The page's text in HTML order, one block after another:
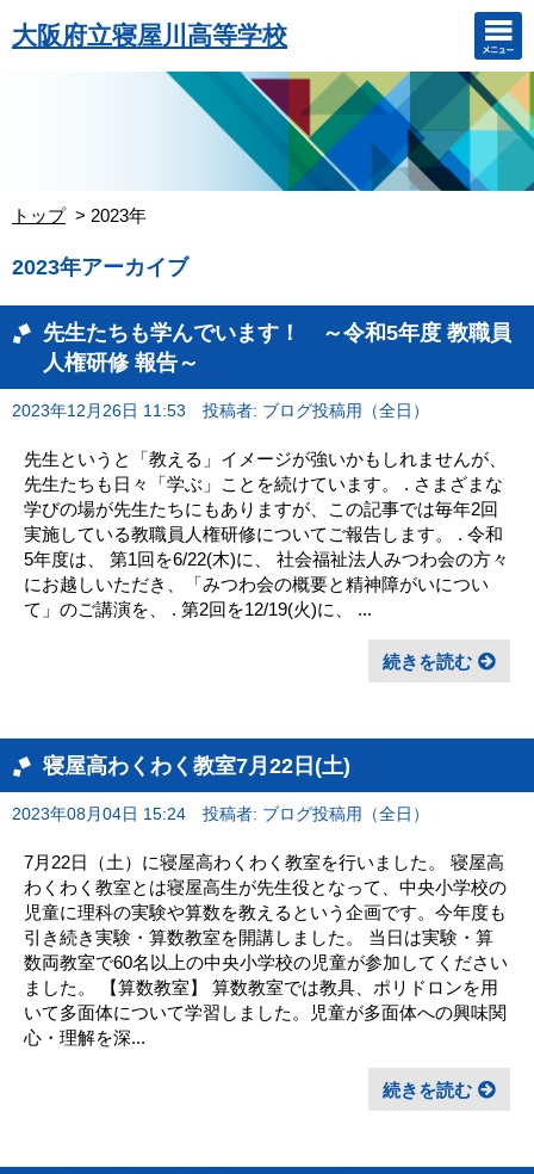
大阪府立寝屋川高等学校
トップ 2023年
2023年アーカイブ
先生たちも学んでいます！ ～令和5年度 教職員
人権研修 報告～
2023年12月26日 11:53 投稿者: ブログ投稿用（全日）
先生というと「教える」イメージが強いかもしれませんが、
先生たちも日々「学ぶ」ことを続けています。 . さまざまな
学びの場が先生たちにもありますが、この記事では毎年2回
実施している教職員人権研修についてご報告します。 . 令和
5年度は、 第1回を6/22(木)に、 社会福祉法人みつわ会の方々
にお越しいただき、「みつわ会の概要と精神障がいについ
て」のご講演を、 . 第2回を12/19(火)に、 ...
続きを読む
寝屋高わくわく教室7月22日(土)
2023年08月04日 15:24 投稿者: ブログ投稿用（全日）
7月22日（土）に寝屋高わくわく教室を行いました。 寝屋高
わくわく教室とは寝屋高生が先生役となって、中央小学校の
児童に理科の実験や算数を教えるという企画です。今年度も
引き続き実験・算数教室を開講しました。 当日は実験・算
数両教室で60名以上の中央小学校の児童が参加してください
ました。 【算数教室】 算数教室では教具、ポリドロンを用
いて多面体について学習しました。児童が多面体への興味関
心・理解を深...
続きを読む